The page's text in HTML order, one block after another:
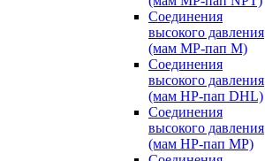
Соединения
высокого давления
(мам MP-пап M)
Соединения
высокого давления
(мам HP-пап DHL)
Соединения
высокого давления
(мам HP-пап MP)